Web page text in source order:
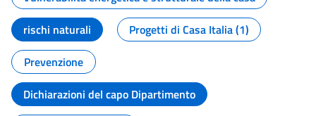
rischi naturali
Progetti di Casa Italia (1)
Prevenzione
Dichiarazioni del capo Dipartimento